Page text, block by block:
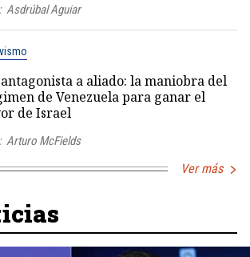
Asdrúbal Aguiar
a aliado: la maniobra del
de Venezuela para ganar el
de Israel
Arturo McFields
Ver más